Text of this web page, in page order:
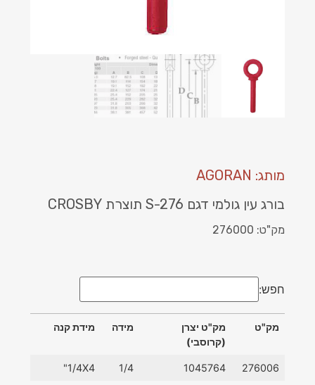
מותג: AGORAN
בורג עין גולמי דגם S-276 תוצרת CROSBY
מק"ט: 276000
חפש:
מק"ט
מק"ט יצרן
(קרוסבי)
מידה מידת קנה
מק"ט
מק"ט יצרן
מידה מידת קנה 276006
1045764
1/4
1/4X4"